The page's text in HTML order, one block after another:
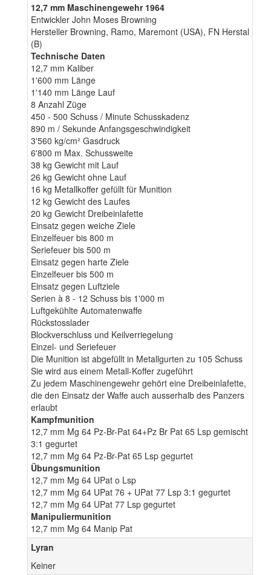
12,7 mm Maschinengewehr 1964
Entwickler John Moses Browning
Hersteller Browning, Ramo, Maremont (USA), FN Herstal
(B)
Technische Daten
12,7 mm Kaliber
1'600 mm Länge
1'140 mm Länge Lauf
8 Anzahl Züge
450 - 500 Schuss / Minute Schusskadenz
890 m / Sekunde Anfangsgeschwindigkeit
3'560 kg/cm² Gasdruck
6'800 m Max. Schussweite
38 kg Gewicht mit Lauf
26 kg Gewicht ohne Lauf
16 kg Metallkoffer gefüllt für Munition
12 kg Gewicht des Laufes
20 kg Gewicht Dreibeinlafette
Einsatz gegen weiche Ziele
Einzelfeuer bis 800 m
Seriefeuer bis 500 m
Einsatz gegen harte Ziele
Einzelfeuer bis 500 m
Einsatz gegen Luftziele
Serien à 8 - 12 Schuss bis 1'000 m
Luftgekühlte Automatenwaffe
Rückstosslader
Blockverschluss und Keilverriegelung
Einzel- und Seriefeuer
Die Munition ist abgefüllt in Metallgurten zu 105 Schuss
Sie wird aus einem Metall-Koffer zugeführt
Zu jedem Maschinengewehr gehört eine Dreibeinlafette,
die den Einsatz der Waffe auch ausserhalb des Panzers
erlaubt
Kampfmunition
12,7 mm Mg 64 Pz-Br-Pat 64+Pz Br Pat 65 Lsp gemischt
3:1 gegurtet
12,7 mm Mg 64 Pz-Br-Pat 65 Lsp gegurtet
Übungsmunition
12,7 mm Mg 64 UPat o Lsp
12,7 mm Mg 64 UPat 76 + UPat 77 Lsp 3:1 gegurtet
12,7 mm Mg 64 UPat 77 Lsp gegurtet
Manipuliermunition
12,7 mm Mg 64 Manip Pat
Lyran
Keiner